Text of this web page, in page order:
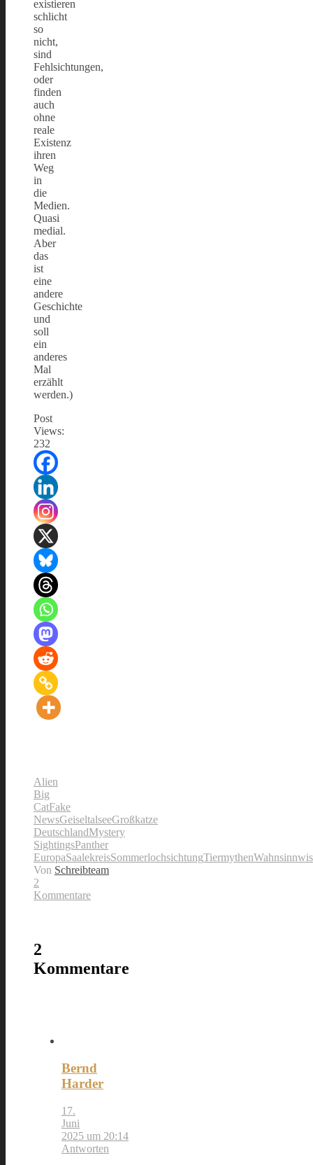
existieren
schlicht
so
nicht,
sind
Fehlsichtungen,
oder
finden
auch
ohne
reale
Existenz
ihren
Weg
in
die
Medien.
Quasi
medial.
Aber
das
ist
eine
andere
Geschichte
und
soll
ein
anderes
Mal
erzählt
werden.)
Post
Views:
232
Alien
Big
CatFake
NewsGeiseltalseeGroßkatze
DeutschlandMystery
SightingsPanther
EuropaSaalekreisSommerlochsichtungTiermythen
Von Schreibteam
2
Kommentare
2
Kommentare
Bernd
Harder
17.
Juni
2025 um 20:14
Antworten